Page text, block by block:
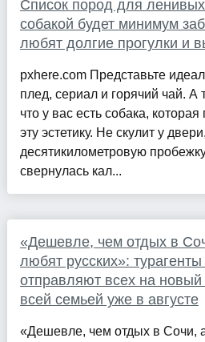
Список пород для ленивых
собакой будет минимум
любят долгие прогулки и
pxhere.com Представьте
плед, сериал и горячий чай. А
что у вас есть собака,
эту эстетику. Не скулит у
десятикилометровую
свернулась кал...
«Дешевле, чем отдых в
любят русских»:
отправляют всех на
всей семьей уже в августе
«Дешевле, чем отдых в Сочи,